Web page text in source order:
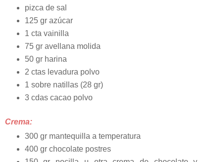
pizca de sal
125 gr azúcar
1 cta vainilla
75 gr avellana molida
50 gr harina
2 ctas levadura polvo
1 sobre natillas (28 gr)
3 cdas cacao polvo
Crema:
300 gr mantequilla a temperatura
400 gr chocolate postres